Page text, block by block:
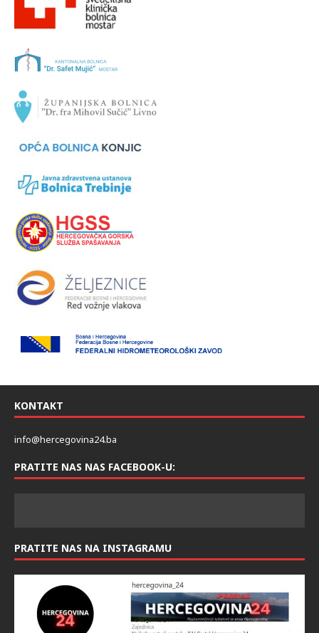
KONTAKT
info@hercegovina24.ba
PRATITE NAS NAS FACEBOOK-U:
PRATITE NAS NA INSTAGRAMU